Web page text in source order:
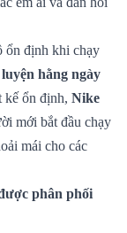
ổn định khi chạy
hằng ngày
kế ổn định, Nike
mới bắt đầu chạy
mái cho các
phân phối